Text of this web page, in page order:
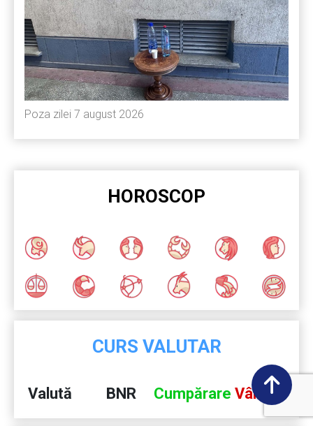
Poza zilei 7 august 2026
HOROSCOP
CURS VALUTAR
Valută BNR Cumpărare Vânzare